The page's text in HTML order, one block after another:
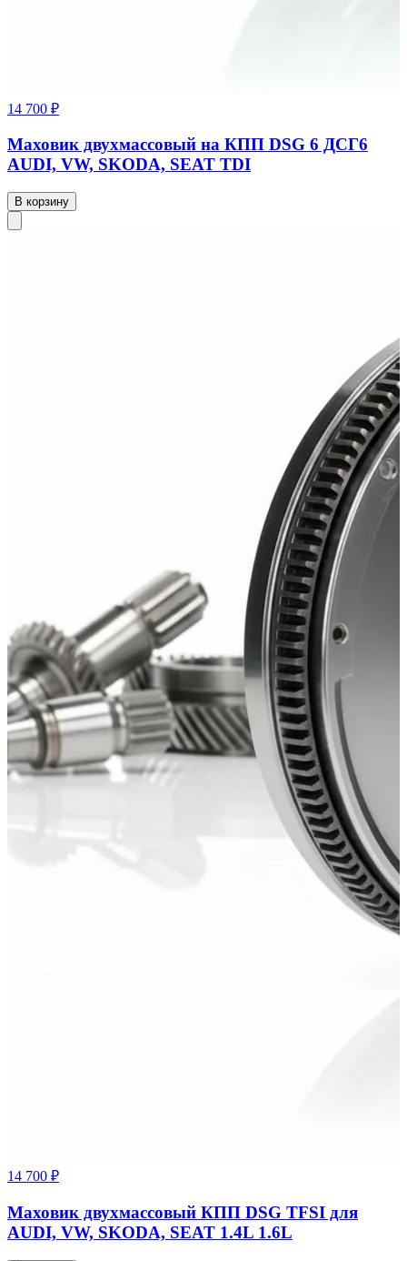
14 700 ₽
Маховик двухмассовый на КПП DSG 6 ДСГ6
AUDI, VW, SKODA, SEAT TDI
В корзину
14 700 ₽
Маховик двухмассовый КПП DSG TFSI для
AUDI, VW, SKODA, SEAT 1.4L 1.6L